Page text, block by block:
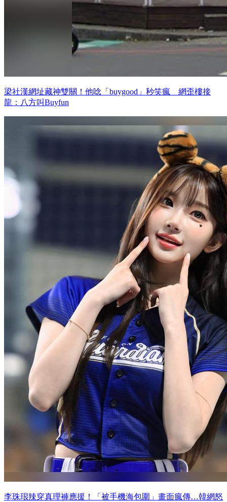
梁社漢網址藏神雙關！他唸「buygood」秒笑瘋 網歪樓接
龍：八方叫Buyfun
李珠珢辣穿真理褲應援！「被手機海包圍」畫面瘋傳…韓網怒